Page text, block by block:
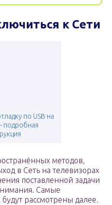
к Сети
по USB на
подробная
методов,
в Сеть на телевизорах
поставленной задачи
Самые
рассмотрены далее.